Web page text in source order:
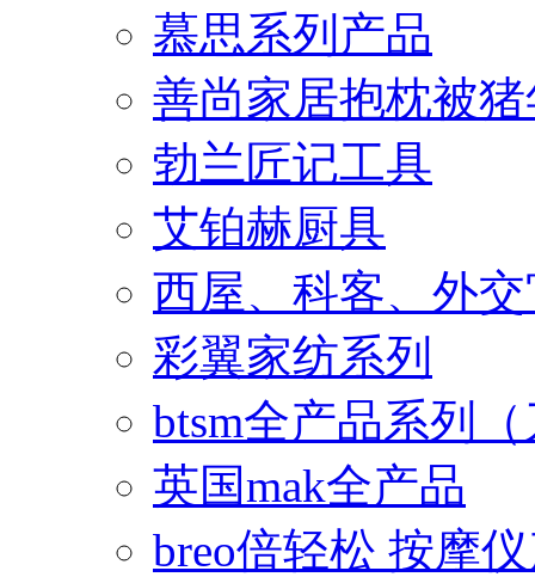
慕思系列产品
善尚家居抱枕被
勃兰匠记工具
艾铂赫厨具
西屋、科客、外
彩翼家纺系列
btsm全产品系列
英国mak全产品
breo倍轻松 按摩